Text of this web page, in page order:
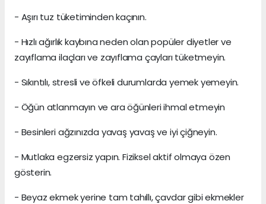
- Aşırı tuz tüketiminden kaçının.
- Hızlı ağırlık kaybına neden olan popüler diyetler ve
zayıflama ilaçları ve zayıflama çayları tüketmeyin.
- Sıkıntılı, stresli ve öfkeli durumlarda yemek yemeyin.
- Öğün atlanmayın ve ara öğünleri ihmal etmeyin
- Besinleri ağzınızda yavaş yavaş ve iyi çiğneyin.
- Mutlaka egzersiz yapın. Fiziksel aktif olmaya özen
gösterin.
- Beyaz ekmek yerine tam tahıllı, çavdar gibi ekmekler